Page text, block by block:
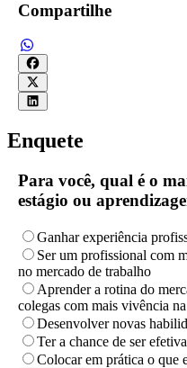
Compartilhe
Enquete
Para você, qual é o
estágio ou
Ganhar experiência
Ser um profissional com
no mercado de trabalho
Aprender a rotina do
colegas com mais vivência na
Desenvolver novas
Ter a chance de ser
Colocar em prática o que